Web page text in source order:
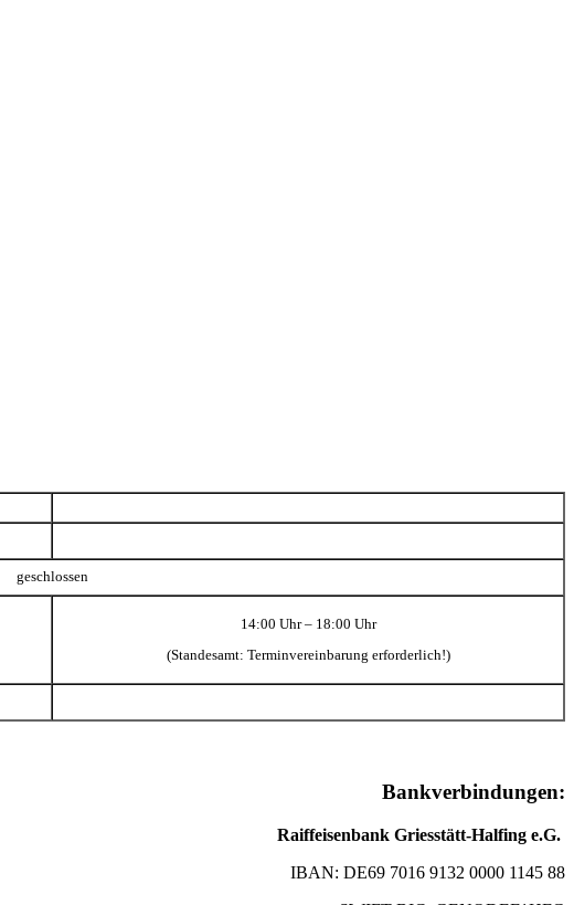
geschlossen
14:00 Uhr – 18:00 Uhr
(Standesamt: Terminvereinbarung erforderlich!)
Bankverbindungen:
Raiffeisenbank Griesstätt-Halfing e.G.
IBAN: DE69 7016 9132 0000 1145 88